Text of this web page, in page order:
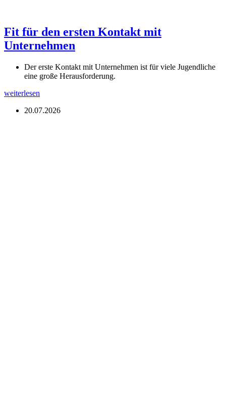
Fit für den ersten Kontakt mit
Unternehmen
Der erste Kontakt mit Unternehmen ist für viele Jugendliche
eine große Herausforderung.
weiterlesen
20.07.2026